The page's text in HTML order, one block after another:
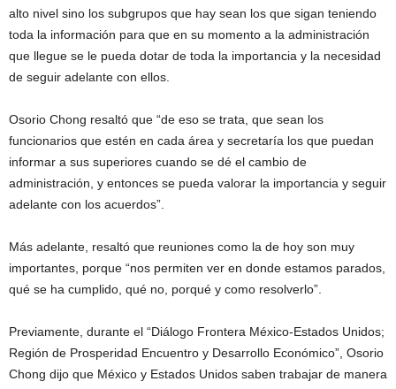
alto nivel sino los subgrupos que hay sean los que sigan teniendo
toda la información para que en su momento a la administración
que llegue se le pueda dotar de toda la importancia y la necesidad
de seguir adelante con ellos.
Osorio Chong resaltó que “de eso se trata, que sean los
funcionarios que estén en cada área y secretaría los que puedan
informar a sus superiores cuando se dé el cambio de
administración, y entonces se pueda valorar la importancia y seguir
adelante con los acuerdos”.
Más adelante, resaltó que reuniones como la de hoy son muy
importantes, porque “nos permiten ver en donde estamos parados,
qué se ha cumplido, qué no, porqué y como resolverlo”.
Previamente, durante el “Diálogo Frontera México-Estados Unidos;
Región de Prosperidad Encuentro y Desarrollo Económico”, Osorio
Chong dijo que México y Estados Unidos saben trabajar de manera